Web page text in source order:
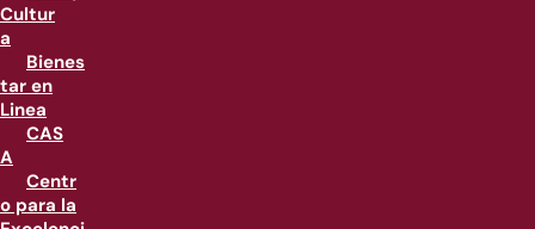
Cultur
a
Bienes
tar en
Linea
CAS
A
Centr
o para la